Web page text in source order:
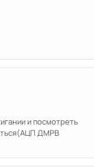
и посмотреть
ДМРВ